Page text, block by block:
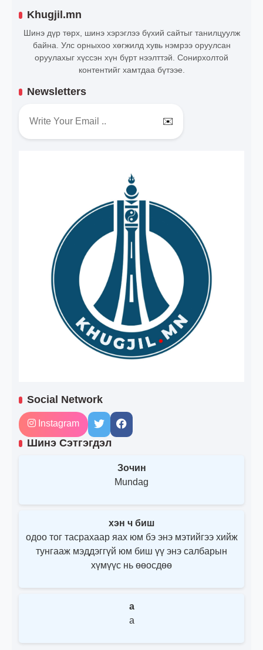
Khugjil.mn
Шинэ дүр төрх, шинэ хэрэглээ бүхий сайтыг танилцуулж
байна. Улс орныхоо хөгжилд хувь нэмрээ оруулсан
оруулахыг хүссэн хүн бүрт нээлттэй. Сонирхолтой
контентийг хамтдаа бүтээе.
Newsletters
✉️
Social Network
Instagram
Шинэ Сэтгэгдэл
Зочин
Mundag
хэн ч биш
одоо тог тасрахаар яах юм бэ энэ мэтийгээ хийж
тунгааж мэддэггүй юм биш үү энэ салбарын
хүмүүс нь өөосдөө
a
a